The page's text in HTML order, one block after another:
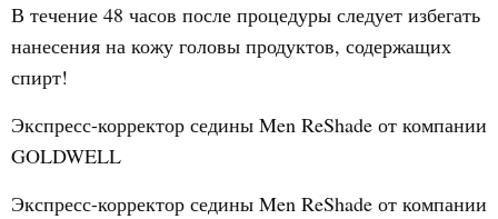
В течение 48 часов после процедуры следует избегать
нанесения на кожу головы продуктов, содержащих
спирт!
Экспресс-корректор седины Men ReShade от компании
GOLDWELL
Экспресс-корректор седины Men ReShade от компании